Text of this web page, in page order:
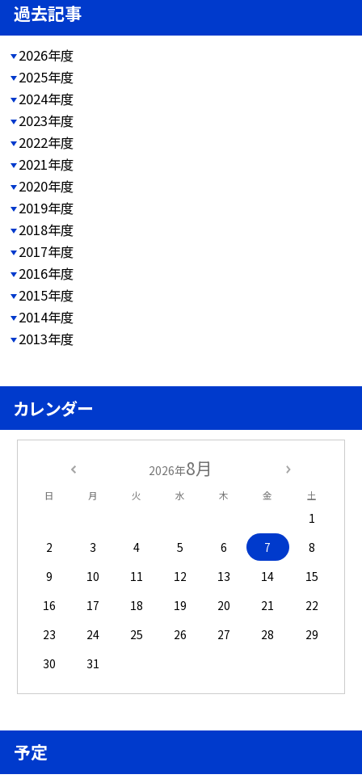
過去記事
2026年度
2025年度
2024年度
2023年度
2022年度
2021年度
2020年度
2019年度
2018年度
2017年度
2016年度
2015年度
2014年度
2013年度
カレンダー
2026年8月
日 月 火 水 木 金 土
1
2
3 4 5 6 7
8
9
10 11 12 13 14
15
16
17 18 19 20 21
22
23
24 25 26 27 28
29
30
31
予定